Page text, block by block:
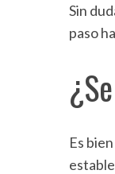
Sin
paso
Es